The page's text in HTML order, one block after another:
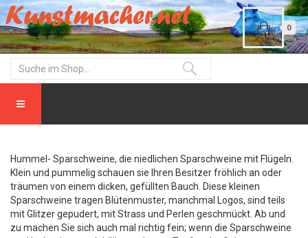
0
Hummel- Sparschweine, die niedlichen Sparschweine mit Flügeln.
Klein und pummelig schauen sie Ihren Besitzer fröhlich an oder
träumen von einem dicken, gefüllten Bauch. Diese kleinen
Sparschweine tragen Blütenmuster, manchmal Logos, sind teils
mit Glitzer gepudert, mit Strass und Perlen geschmückt. Ab und
zu machen Sie sich auch mal richtig fein; wenn die Sparschweine